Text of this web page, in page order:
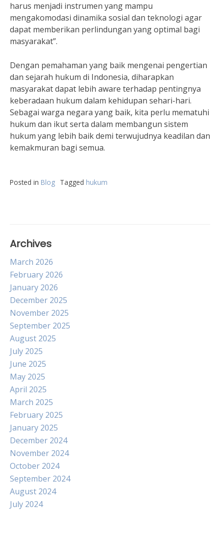
harus menjadi instrumen yang mampu
mengakomodasi dinamika sosial dan teknologi agar
dapat memberikan perlindungan yang optimal bagi
masyarakat”.
Dengan pemahaman yang baik mengenai pengertian
dan sejarah hukum di Indonesia, diharapkan
masyarakat dapat lebih aware terhadap pentingnya
keberadaan hukum dalam kehidupan sehari-hari.
Sebagai warga negara yang baik, kita perlu mematuhi
hukum dan ikut serta dalam membangun sistem
hukum yang lebih baik demi terwujudnya keadilan dan
kemakmuran bagi semua.
Posted in Blog Tagged hukum
Archives
March 2026
February 2026
January 2026
December 2025
November 2025
September 2025
August 2025
July 2025
June 2025
May 2025
April 2025
March 2025
February 2025
January 2025
December 2024
November 2024
October 2024
September 2024
August 2024
July 2024